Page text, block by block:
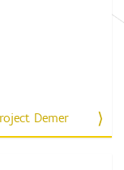
Demer